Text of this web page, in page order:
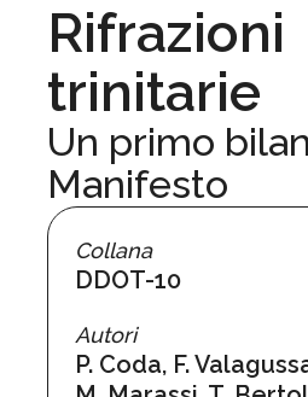
Rifrazioni
trinitarie
Un primo
Manifesto
Collana
DDOT-10
Autori
P. Coda, F.